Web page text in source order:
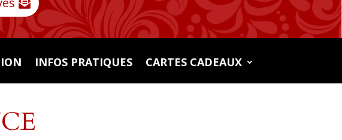
INFOS PRATIQUES CARTES CADEAUX